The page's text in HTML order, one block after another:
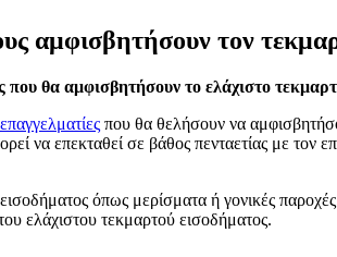
αμφισβητήσουν τον
που θα αμφισβητήσουν το ελάχιστο
επαγγελματίες που θα θελήσουν να
να επεκταθεί σε βάθος πενταετίας με τον
όπως μερίσματα ή γονικές
ελάχιστου τεκμαρτού εισοδήματος.